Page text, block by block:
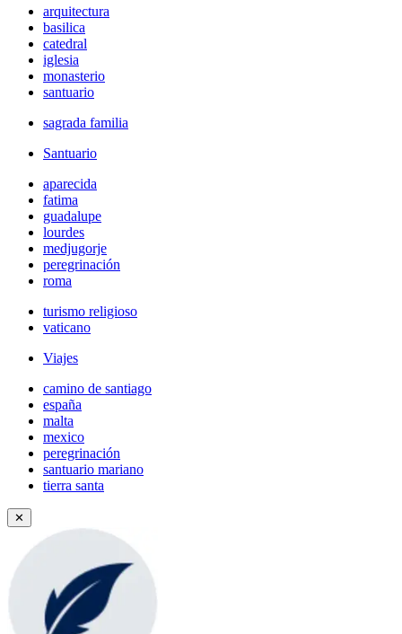
arquitectura
basilica
catedral
iglesia
monasterio
santuario
sagrada familia
Santuario
aparecida
fatima
guadalupe
lourdes
medjugorje
peregrinación
roma
turismo religioso
vaticano
Viajes
camino de santiago
españa
malta
mexico
peregrinación
santuario mariano
tierra santa
✕